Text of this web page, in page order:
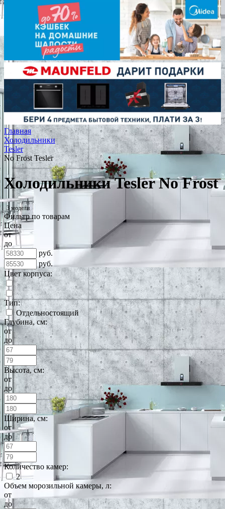
Главная
Холодильники
Tesler
No Frost Tesler
Холодильники Tesler No Frost
3 модели
Фильтр по товарам
Цена
от
до
руб.
руб.
Цвет корпуса:
Тип:
Отдельностоящий
Глубина, см:
от
до
Высота, см:
от
до
Ширина, см:
от
до
Количество камер:
2
Объем морозильной камеры, л:
от
до